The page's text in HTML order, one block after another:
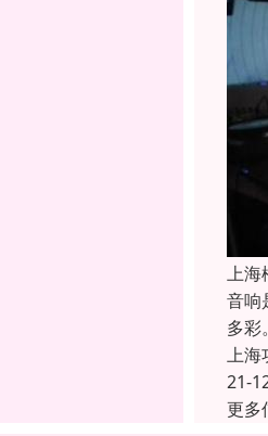
上海
音响
多彩
上海
21-
更多